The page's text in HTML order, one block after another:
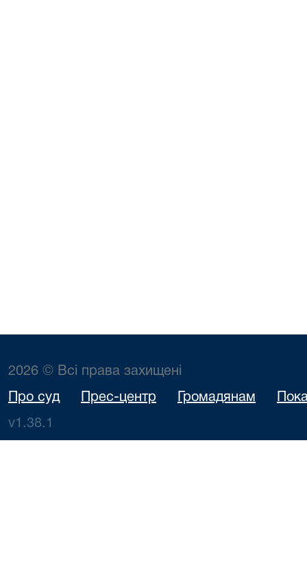
2026 © Всі права захищені
Про суд Прес-центр Громадянам
v1.38.1